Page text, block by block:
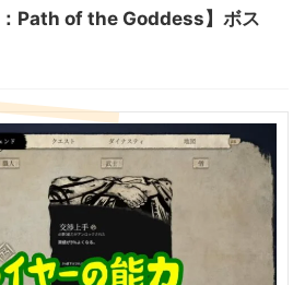
：Path of the Goddess】ボス